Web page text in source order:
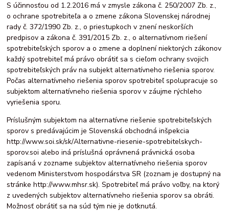
S účinnosťou od 1.2.2016 má v zmysle zákona č. 250/2007 Zb. z.,
o ochrane spotrebiteľa a o zmene zákona Slovenskej národnej
rady č. 372/1990 Zb. z., o priestupkoch v znení neskorších
predpisov a zákona č. 391/2015 Zb. z., o alternatívnom riešení
spotrebiteľských sporov a o zmene a doplnení niektorých zákonov
každý spotrebiteľ má právo obrátiť sa s cieľom ochrany svojich
spotrebiteľských práv na subjekt alternatívneho riešenia sporov.
Počas alternatívneho riešenia sporov spotrebiteľ spolupracuje so
subjektom alternatívneho riešenia sporov v záujme rýchleho
vyriešenia sporu.
Príslušným subjektom na alternatívne riešenie spotrebiteľských
sporov s predávajúcim je Slovenská obchodná inšpekcia
http://www.soi.sk/sk/Alternativne-riesenie-spotrebitelskych-
sporov.soi alebo iná príslušná oprávnená právnická osoba
zapísaná v zozname subjektov alternatívneho riešenia sporov
vedenom Ministerstvom hospodárstva SR (zoznam je dostupný na
stránke http://www.mhsr.sk). Spotrebiteľ má právo voľby, na ktorý
z uvedených subjektov alternatívneho riešenia sporov sa obráti.
Možnosť obrátiť sa na súd tým nie je dotknutá.